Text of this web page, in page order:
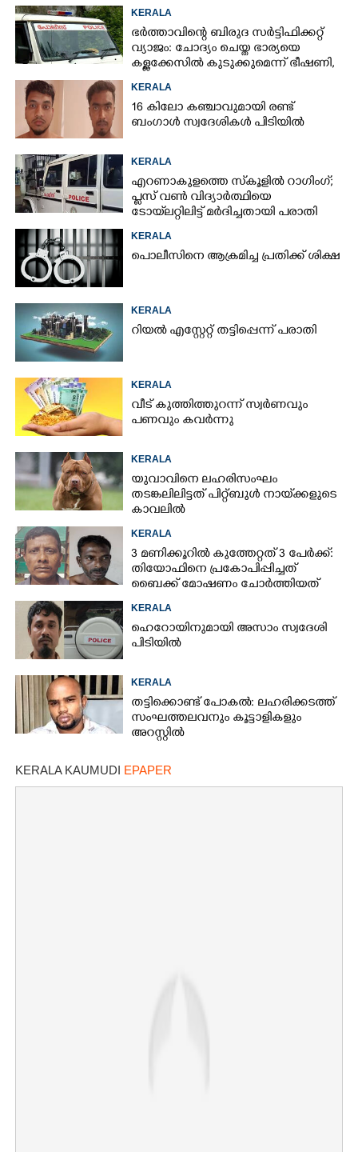
KERALA
ഭർത്താവിന്റെ ബിരുദ സർട്ടിഫിക്കറ്റ്
വ്യാജം: ചോദ്യം ചെയ്ത ഭാര്യയെ
കള്ളക്കേസിൽ കുടുക്കുമെന്ന് ഭീഷണി,
KERALA
16 കിലോ കഞ്ചാവുമായി രണ്ട്
ബംഗാൾ സ്വദേശികൾ പിടിയിൽ
KERALA
എറണാകുളത്തെ സ്‌കൂളിൽ റാഗിംഗ്;
പ്ലസ് വൺ വിദ്യാർത്ഥിയെ
ടോയ്‌ലറ്റിലിട്ട് മർദിച്ചതായി പരാതി
KERALA
പൊലീസിനെ ആക്രമിച്ച പ്രതിക്ക് ശിക്ഷ
KERALA
റിയൽ എസ്റ്റേറ്റ് തട്ടിപ്പെന്ന് പരാതി
KERALA
വീട് കുത്തിത്തുറന്ന് സ്വർണവും
പണവും കവർന്നു
KERALA
യുവാവിനെ ലഹരിസംഘം
തടങ്കലിലിട്ടത് പിറ്റ്ബുൾ നായ്‌ക്കളുടെ
കാവലിൽ
KERALA
3 മണിക്കൂറിൽ കുത്തേറ്റത് 3 പേർക്ക്:
തിയോഫിനെ പ്രകോപിപ്പിച്ചത്
ബൈക്ക് മോഷണം ചോർത്തിയത്
KERALA
ഹെറോയിനുമായി അസാം സ്വദേശി
പിടിയിൽ
KERALA
തട്ടിക്കൊണ്ട് പോകൽ: ലഹരിക്കടത്ത്
സംഘത്തലവനും കൂട്ടാളികളും
അറസ്റ്റിൽ
KERALA KAUMUDI EPAPER